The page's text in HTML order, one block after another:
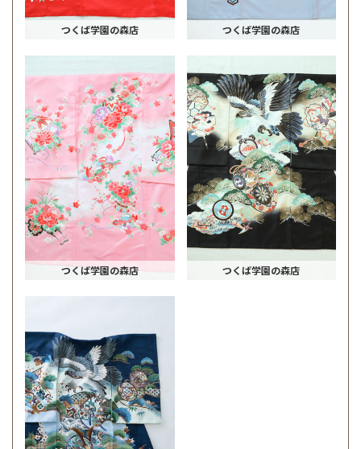
つくば学園の森店 つくば学園の森店
つくば学園の森店 つくば学園の森店